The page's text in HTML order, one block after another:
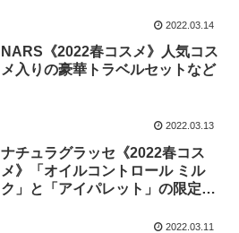
2022.03.14
NARS《2022春コスメ》人気コス
メ入りの豪華トラベルセットなど
2022.03.13
ナチュラグラッセ《2022春コス
メ》「オイルコントロール ミル
ク」と「アイパレット」の限定色
2022.03.11